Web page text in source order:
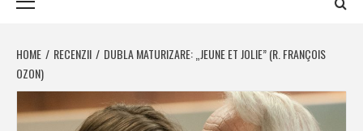
HOME RECENZII
DUBLA MATURIZARE: „JEUNE ET JOLIE” (R. FRANÇOIS
OZON)